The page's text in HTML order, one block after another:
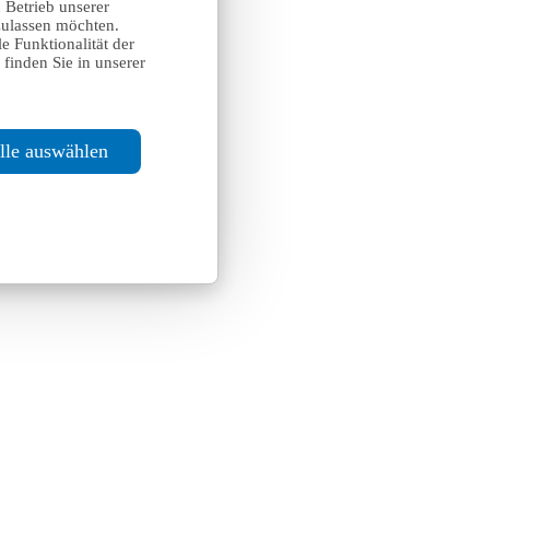
unserer
möchten.
Funktionalität der
Sie in unserer
auswählen